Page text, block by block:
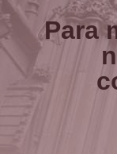
Para